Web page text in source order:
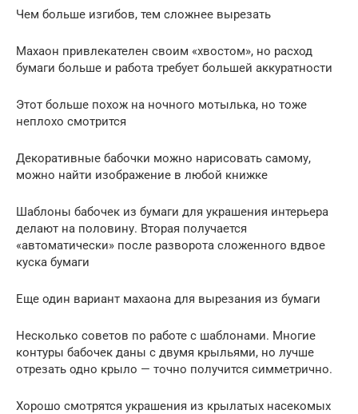
Чем больше изгибов, тем сложнее вырезать
Махаон привлекателен своим «хвостом», но расход
бумаги больше и работа требует большей аккуратности
Этот больше похож на ночного мотылька, но тоже
неплохо смотрится
Декоративные бабочки можно нарисовать самому,
можно найти изображение в любой книжке
Шаблоны бабочек из бумаги для украшения интерьера
делают на половину. Вторая получается
«автоматически» после разворота сложенного вдвое
куска бумаги
Еще один вариант махаона для вырезания из бумаги
Несколько советов по работе с шаблонами. Многие
контуры бабочек даны с двумя крыльями, но лучше
отрезать одно крыло — точно получится симметрично.
Хорошо смотрятся украшения из крылатых насекомых